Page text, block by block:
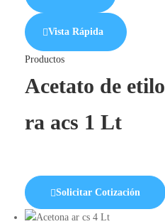
Vista Rápida
Productos
Acetato de etilo
ra acs 1 Lt
Solicitar Cotización